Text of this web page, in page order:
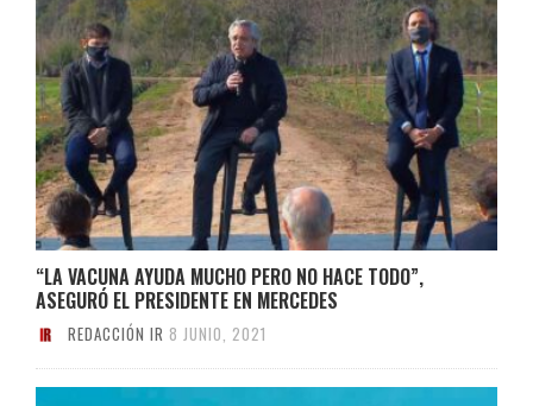
“LA VACUNA AYUDA MUCHO PERO NO HACE TODO”,
ASEGURÓ EL PRESIDENTE EN MERCEDES
REDACCIÓN IR 8 JUNIO, 2021